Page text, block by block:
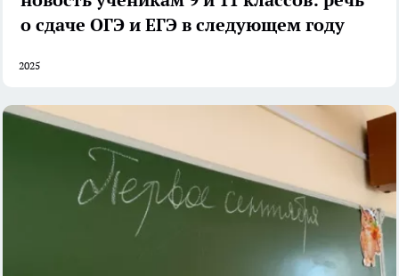
о сдаче ОГЭ и ЕГЭ в следующем году
2025